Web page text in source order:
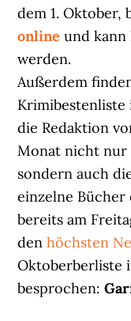
dem 1. Oktober,
online und kann
werden.
Außerdem
die Redaktion
Monat nicht nur
sondern auch
einzelne
bereits am
denhöchsten
Oktoberberliste
besprochen: